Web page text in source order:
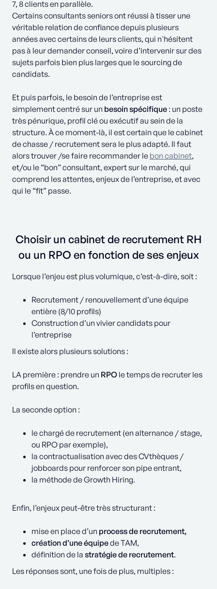
7, 8 clients en parallèle.
Certains consultants seniors ont réussi à tisser une
véritable relation de confiance depuis plusieurs
années avec certains de leurs clients, qui n'hésitent
pas à leur demander conseil, voire d’intervenir sur des
sujets parfois bien plus larges que le sourcing de
candidats.
Et puis parfois, le besoin de l’entreprise est
simplement centré sur un besoin spécifique : un poste
très pénurique, profil clé ou exécutif au sein de la
structure. À ce moment-là, il est certain que le cabinet
de chasse / recrutement sera le plus adapté. Il faut
alors trouver /se faire recommander le bon cabinet,
et/ou le “bon” consultant, expert sur le marché, qui
comprend les attentes, enjeux de l’entreprise, et avec
qui le “fit” passe.
Choisir un cabinet de recrutement RH
ou un RPO en fonction de ses enjeux
Lorsque l’enjeu est plus volumique, c’est-à-dire, soit :
Recrutement / renouvellement d’une équipe
entière (8/10 profils)
Construction d’un vivier candidats pour
l’entreprise
Il existe alors plusieurs solutions :
LA première : prendre un RPO le temps de recruter les
profils en question.
La seconde option :
le chargé de recrutement (en alternance / stage,
ou RPO par exemple),
la contractualisation avec des CVthèques /
jobboards pour renforcer son pipe entrant,
la méthode de Growth Hiring.
Enfin, l’enjeux peut-être très structurant :
mise en place d’un process de recrutement,
création d’une équipede TAM,
définition de la stratégie de recrutement.
Les réponses sont, une fois de plus, multiples :